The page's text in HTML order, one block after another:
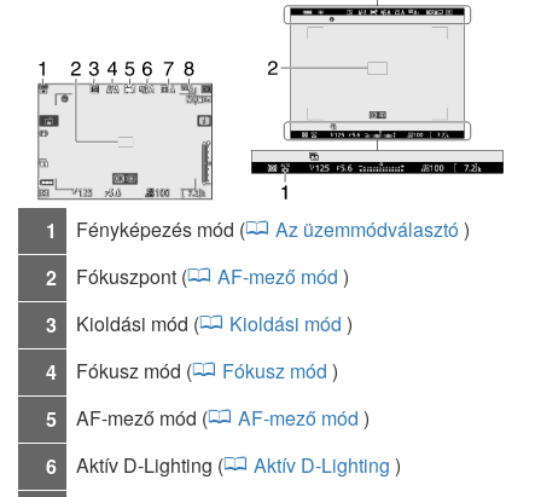
1 Fényképezés mód ( Az üzemmódválasztó)
2
Fókuszpont ( AF-mező mód )
3
Kioldási mód ( Kioldási mód )
4
Fókusz mód ( Fókusz mód )
5
AF-mező mód ( AF-mező mód )
6
Aktív D-Lighting ( Aktív D-Lighting )